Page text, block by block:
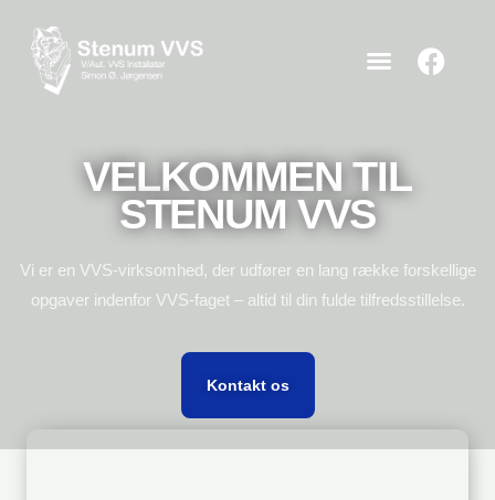
VELKOMMEN TIL
STENUM VVS
Vi er en VVS-virksomhed, der udfører en lang række forskellige
opgaver indenfor VVS-faget – altid til din fulde tilfredsstillelse.
Kontakt os